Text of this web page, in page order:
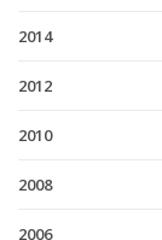
2014
2012
2010
2008
2006